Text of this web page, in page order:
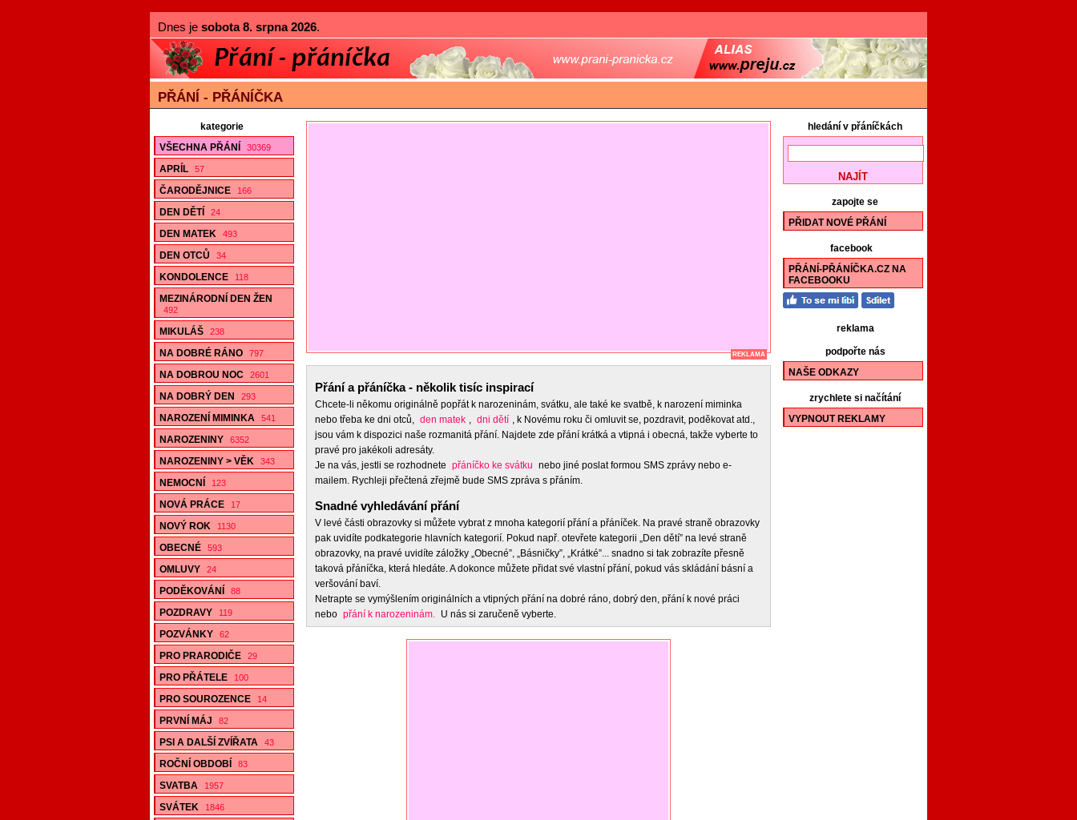
Dnes je sobota 8. srpna 2026.
PŘÁNÍ - PŘÁNÍČKA
kategorie
VŠECHNA PŘÁNÍ
30369
APRÍL 57
ČARODĚJNICE 166
DEN DĚTÍ 24
DEN MATEK 493
DEN OTCŮ 34
KONDOLENCE 118
MEZINÁRODNÍ DEN ŽEN
492
MIKULÁŠ 238
NA DOBRÉ RÁNO 797
NA DOBROU NOC 2601
NA DOBRÝ DEN 293
NAROZENÍ MIMINKA 541
NAROZENINY 6352
NAROZENINY > VĚK 343
NEMOCNÍ 123
NOVÁ PRÁCE 17
NOVÝ ROK 1130
OBECNÉ 593
OMLUVY 24
PODĚKOVÁNÍ 88
POZDRAVY 119
POZVÁNKY 62
PRO PRARODIČE 29
PRO PŘÁTELE 100
PRO SOUROZENCE 14
PRVNÍ MÁJ 82
PSI A DALŠÍ ZVÍŘATA 43
ROČNÍ OBDOBÍ 83
SVATBA 1957
SVÁTEK 1846
REKLAMA
Přání a přáníčka - několik tisíc inspirací
Chcete-li někomu originálně popřát k narozeninám, svátku, ale také ke svatbě, k narození miminka
nebo třeba ke dni otců, den matek , dni dětí , k Novému roku či omluvit se, pozdravit, poděkovat atd.,
jsou vám k dispozici naše rozmanitá přání. Najdete zde přání krátká a vtipná i obecná, takže vyberte to
pravé pro jakékoli adresáty.
Je na vás, jestli se rozhodnete přáníčko ke svátku nebo jiné poslat formou SMS zprávy nebo e-
mailem. Rychleji přečtená zřejmě bude SMS zpráva s přáním.
Snadné vyhledávání přání
V levé části obrazovky si můžete vybrat z mnoha kategorií přání a přáníček. Na pravé straně obrazovky
pak uvidíte podkategorie hlavních kategorií. Pokud např. otevřete kategorii „Den dětí” na levé straně
obrazovky, na pravé uvidíte záložky „Obecné”, „Básničky”, „Krátké”... snadno si tak zobrazíte přesně
taková přáníčka, která hledáte. A dokonce můžete přidat své vlastní přání, pokud vás skládání básní a
veršování baví.
Netrapte se vymýšlením originálních a vtipných přání na dobré ráno, dobrý den, přání k nové práci
nebo přání k narozeninám. U nás si zaručeně vyberte.
hledání v přáníčkách
zapojte se
PŘIDAT NOVÉ PŘÁNÍ
facebook
PŘÁNÍ-PŘÁNÍČKA.CZ NA
FACEBOOKU
reklama
podpořte nás
NAŠE ODKAZY
zrychlete si načítání
VYPNOUT REKLAMY